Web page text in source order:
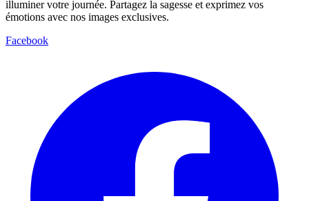
illuminer votre journée. Partagez la sagesse et exprimez vos
émotions avec nos images exclusives.
Facebook